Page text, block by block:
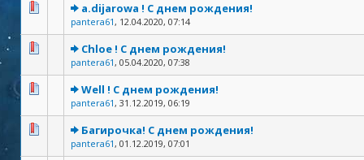
a.dijarowa ! С днем рождения!
pantera61, 12.04.2020, 07:14
Chloe ! С днем рождения!
pantera61, 05.04.2020, 07:38
Well ! С днем рождения!
pantera61, 31.12.2019, 06:19
Багирочка! С днем рождения!
pantera61, 01.12.2019, 07:01